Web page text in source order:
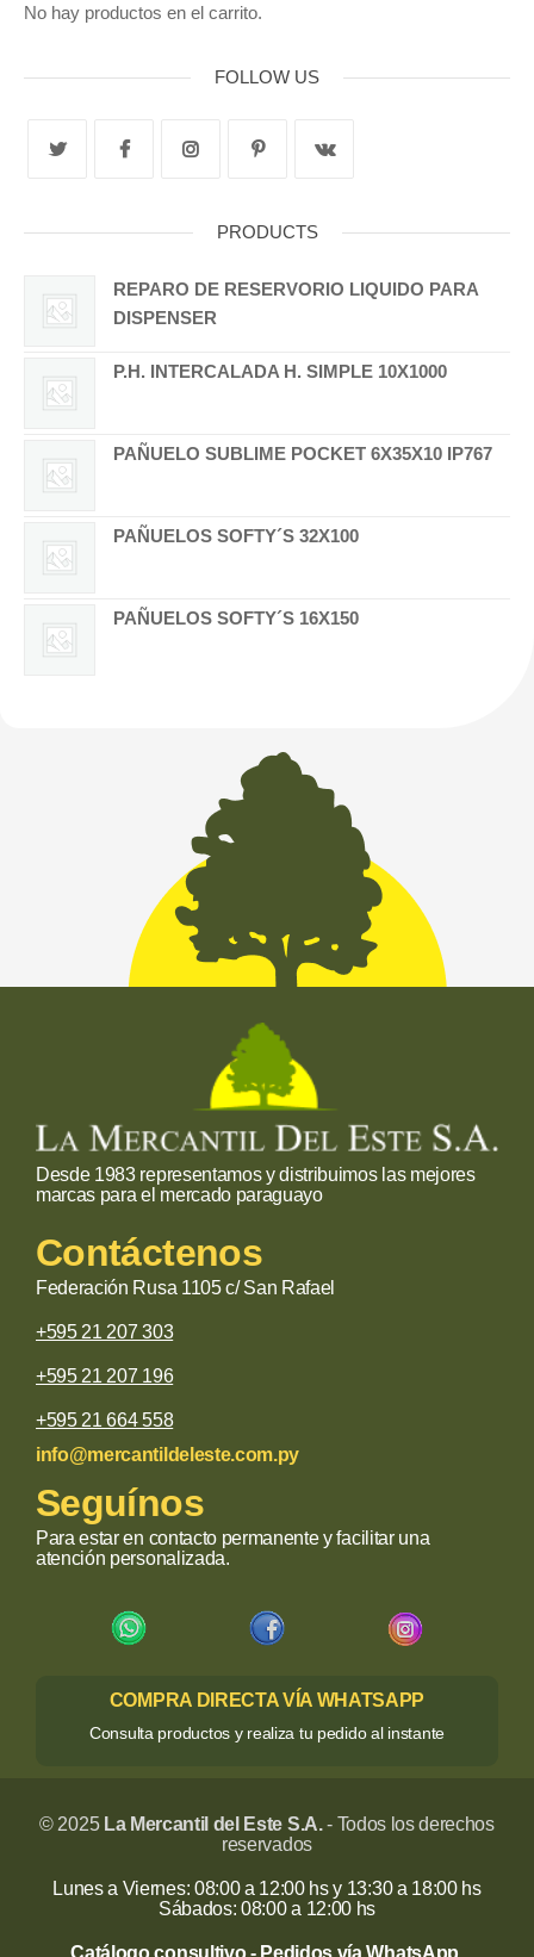
No hay productos en el carrito.
FOLLOW US
PRODUCTS
REPARO DE RESERVORIO LIQUIDO PARA
DISPENSER
P.H. INTERCALADA H. SIMPLE 10X1000
PAÑUELO SUBLIME POCKET 6X35X10 IP767
PAÑUELOS SOFTY´S 32X100
PAÑUELOS SOFTY´S 16X150
Desde 1983 representamos y distribuimos las mejores
marcas para el mercado paraguayo
Contáctenos
Federación Rusa 1105 c/ San Rafael
+595 21 207 303
+595 21 207 196
+595 21 664 558
info@mercantildeleste.com.py
Seguínos
Para estar en contacto permanente y facilitar una
atención personalizada.
COMPRA DIRECTA VÍA WHATSAPP
Consulta productos y realiza tu pedido al instante
© 2025 La Mercantil del Este S.A.- Todos los derechos
reservados
Lunes a Viernes: 08:00 a 12:00 hs y 13:30 a 18:00 hs
Sábados: 08:00 a 12:00 hs